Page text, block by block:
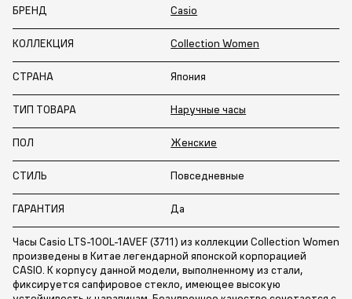
БРЕНД Casio
КОЛЛЕКЦИЯ Collection Women
СТРАНА Япония
ТИП ТОВАРА Наручные часы
ПОЛ Женские
СТИЛЬ Повседневные
ГАРАНТИЯ Да
Часы Casio LTS-100L-1AVEF (3711) из коллекции Collection Women
произведены в Китае легендарной японской корпорацией
CASIO. К корпусу данной модели, выполненному из стали,
фиксируется сапфировое стекло, имеющее высокую